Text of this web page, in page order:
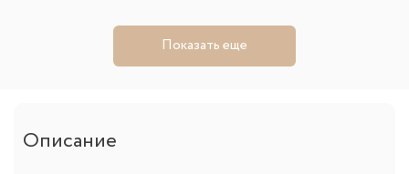
Показать еще
Описание